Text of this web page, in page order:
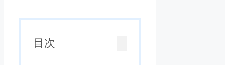
目次